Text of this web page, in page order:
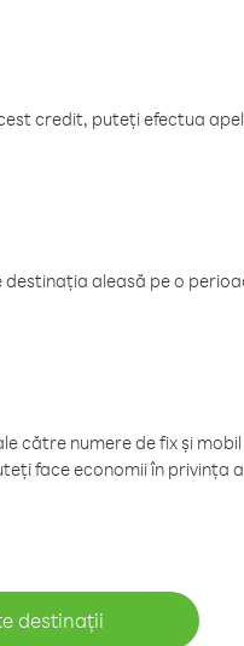
credit, puteți efectua
aleasă pe o
către numere de fix și
face economii în privința
destinații